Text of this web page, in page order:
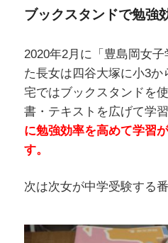
ブックスタンドで勉強
2020年2月に「豊島岡女
た長女は四谷大塚に小3か
宅ではブックスタンドを
書・テキストを広げて学
に勉強効率を高めて学習
す。
次は次女が中学受験する番